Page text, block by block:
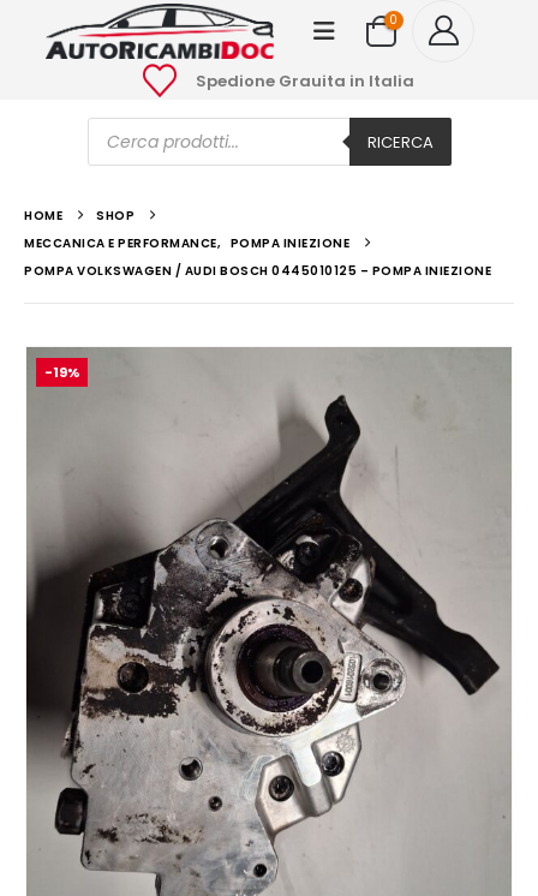
0
Spedione Grauita in Italia
Ricerca
prodotti RICERCA
HOME
SHOP
MECCANICA E PERFORMANCE, POMPA INIEZIONE
POMPA VOLKSWAGEN / AUDI BOSCH 0445010125 – POMPA INIEZIONE
-19%